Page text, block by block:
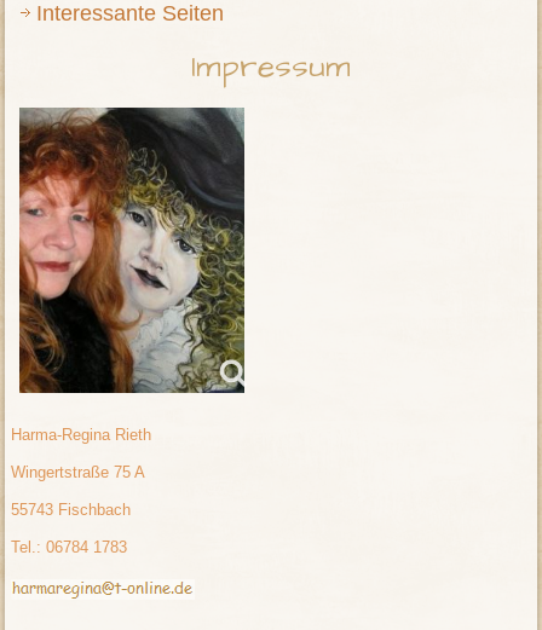
Interessante Seiten
Impressum
Harma-Regina Rieth
Wingertstraße 75 A
55743 Fischbach
Tel.: 06784 1783